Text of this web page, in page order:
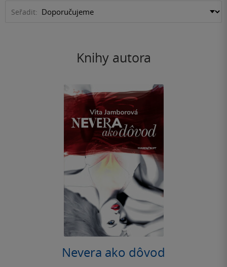
Seřadit:
Knihy autora
Nevera ako dôvod